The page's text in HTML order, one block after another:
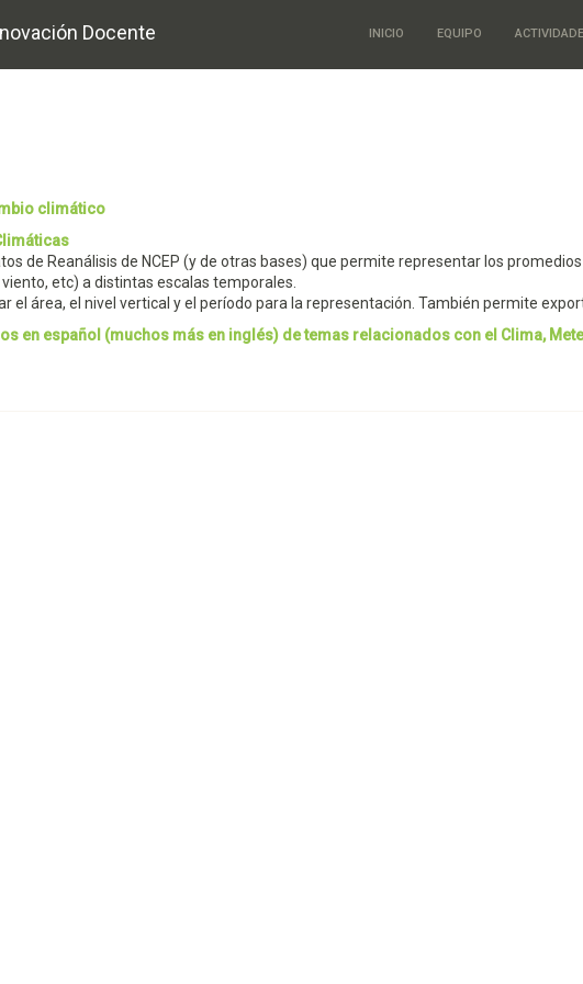
Docente INICIO EQUIPO
climático
de Reanálisis de NCEP (y de otras bases) que permite representar los
etc) a distintas escalas temporales.
el área, el nivel vertical y el período para la representación. También permite
en español (muchos más en inglés) de temas relacionados con el Clima,